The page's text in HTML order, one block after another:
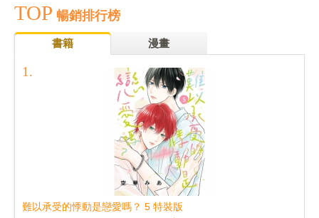
TOP 暢銷排行榜
書籍 漫畫
難以承受的悸動是戀愛嗎？ 5 特裝版